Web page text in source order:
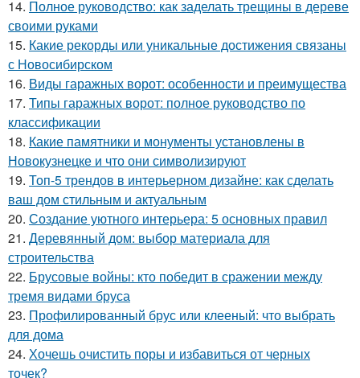
14. Полное руководство: как заделать трещины в дереве
своими руками
15. Какие рекорды или уникальные достижения связаны
с Новосибирском
16. Виды гаражных ворот: особенности и преимущества
17. Типы гаражных ворот: полное руководство по
классификации
18. Какие памятники и монументы установлены в
Новокузнецке и что они символизируют
19. Топ-5 трендов в интерьерном дизайне: как сделать
ваш дом стильным и актуальным
20. Создание уютного интерьера: 5 основных правил
21. Деревянный дом: выбор материала для
строительства
22. Брусовые войны: кто победит в сражении между
тремя видами бруса
23. Профилированный брус или клееный: что выбрать
для дома
24. Хочешь очистить поры и избавиться от черных
точек?